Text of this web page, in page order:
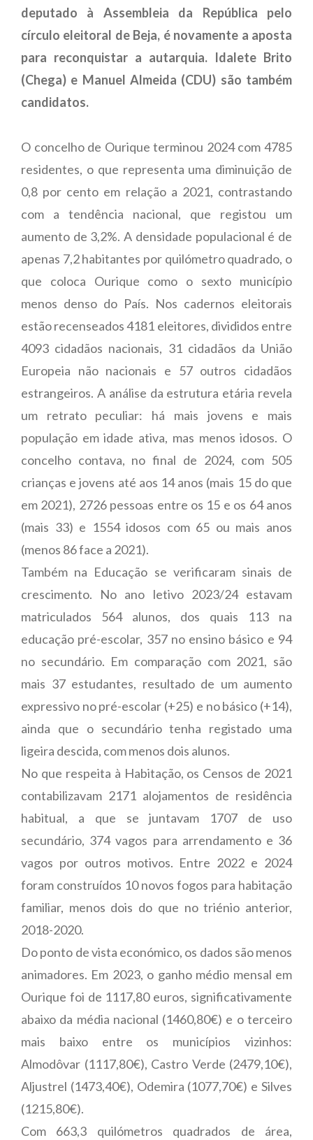
deputado à Assembleia da República pelo
círculo eleitoral de Beja, é novamente a aposta
para reconquistar a autarquia. Idalete Brito
(Chega) e Manuel Almeida (CDU) são também
candidatos.
O concelho de Ourique terminou 2024 com 4785
residentes, o que representa uma diminuição de
0,8 por cento em relação a 2021, contrastando
com a tendência nacional, que registou um
aumento de 3,2%. A densidade populacional é de
apenas 7,2 habitantes por quilómetro quadrado, o
que coloca Ourique como o sexto município
menos denso do País. Nos cadernos eleitorais
estão recenseados 4181 eleitores, divididos entre
4093 cidadãos nacionais, 31 cidadãos da União
Europeia não nacionais e 57 outros cidadãos
estrangeiros. A análise da estrutura etária revela
um retrato peculiar: há mais jovens e mais
população em idade ativa, mas menos idosos. O
concelho contava, no final de 2024, com 505
crianças e jovens até aos 14 anos (mais 15 do que
em 2021), 2726 pessoas entre os 15 e os 64 anos
(mais 33) e 1554 idosos com 65 ou mais anos
(menos 86 face a 2021).
Também na Educação se verificaram sinais de
crescimento. No ano letivo 2023/24 estavam
matriculados 564 alunos, dos quais 113 na
educação pré-escolar, 357 no ensino básico e 94
no secundário. Em comparação com 2021, são
mais 37 estudantes, resultado de um aumento
expressivo no pré-escolar (+25) e no básico (+14),
ainda que o secundário tenha registado uma
ligeira descida, com menos dois alunos.
No que respeita à Habitação, os Censos de 2021
contabilizavam 2171 alojamentos de residência
habitual, a que se juntavam 1707 de uso
secundário, 374 vagos para arrendamento e 36
vagos por outros motivos. Entre 2022 e 2024
foram construídos 10 novos fogos para habitação
familiar, menos dois do que no triénio anterior,
2018-2020.
Do ponto de vista económico, os dados são menos
animadores. Em 2023, o ganho médio mensal em
Ourique foi de 1117,80 euros, significativamente
abaixo da média nacional (1460,80€) e o terceiro
mais baixo entre os municípios vizinhos:
Almodôvar (1117,80€), Castro Verde (2479,10€),
Aljustrel (1473,40€), Odemira (1077,70€) e Silves
(1215,80€).
Com 663,3 quilómetros quadrados de área,